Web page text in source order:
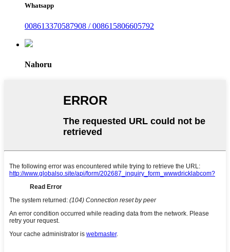
Whatsapp
008613370587908 / 008615806605792
Nahoru